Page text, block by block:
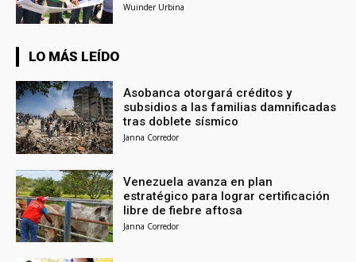
Wuinder Urbina
LO MÁS LEÍDO
Asobanca otorgará créditos y
subsidios a las familias damnificadas
tras doblete sísmico
Janna Corredor
Venezuela avanza en plan
estratégico para lograr certificación
libre de fiebre aftosa
Janna Corredor